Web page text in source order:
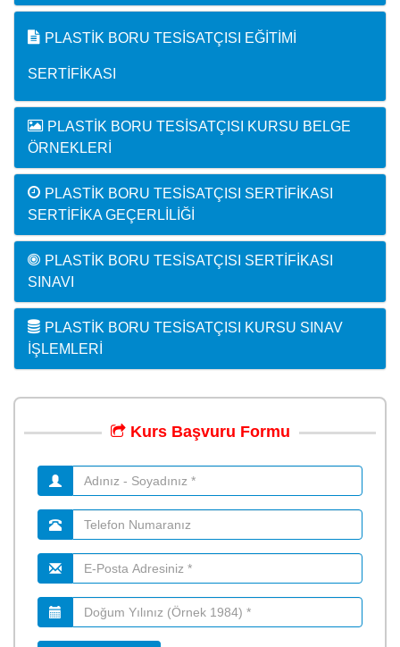
PLASTIK BORU TESISATÇISI EĞITIMI
SERTIFIKASI
PLASTIK BORU TESISATÇISI KURSU BELGE
ÖRNEKLERI
PLASTIK BORU TESISATÇISI SERTIFIKASI
SERTIFIKA GEÇERLILIĞI
PLASTIK BORU TESISATÇISI SERTIFIKASI
SINAVI
PLASTIK BORU TESISATÇISI KURSU SINAV
İŞLEMLERI
Kurs Başvuru Formu